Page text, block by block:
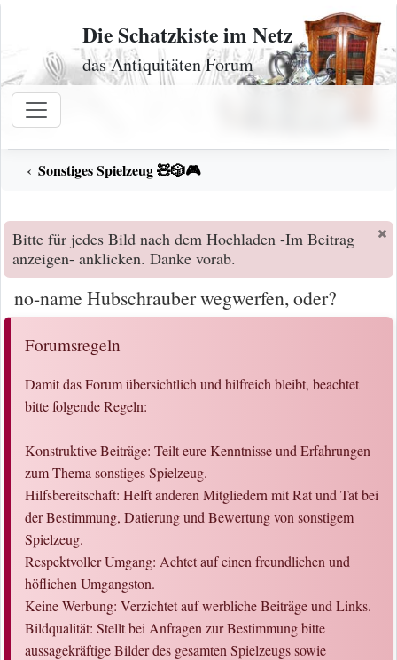
Zum Inhalt
Die Schatzkiste im Netz
das Antiquitäten Forum
Sonstiges Spielzeug 🧸🎲🎮
Bitte für jedes Bild nach dem Hochladen -Im Beitrag
anzeigen- anklicken. Danke vorab.
no-name Hubschrauber wegwerfen, oder?
Forumsregeln
Damit das Forum übersichtlich und hilfreich bleibt, beachtet
bitte folgende Regeln:
Konstruktive Beiträge: Teilt eure Kenntnisse und Erfahrungen
zum Thema sonstiges Spielzeug.
Hilfsbereitschaft: Helft anderen Mitgliedern mit Rat und Tat bei
der Bestimmung, Datierung und Bewertung von sonstigem
Spielzeug.
Respektvoller Umgang: Achtet auf einen freundlichen und
höflichen Umgangston.
Keine Werbung: Verzichtet auf werbliche Beiträge und Links.
Bildqualität: Stellt bei Anfragen zur Bestimmung bitte
aussagekräftige Bilder des gesamten Spielzeugs sowie